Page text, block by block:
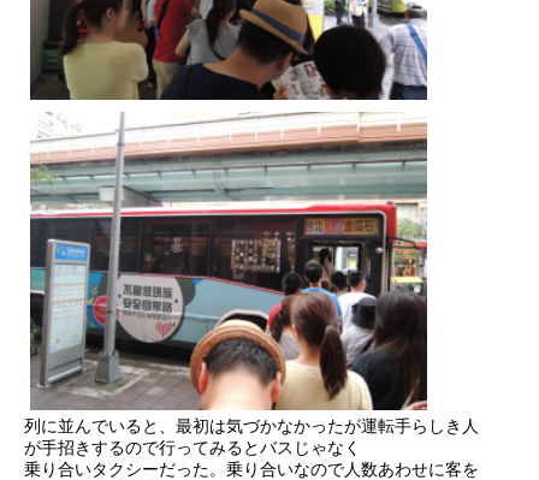
列に並んでいると、最初は気づかなかったが運転手らしき人
が手招きするので行ってみるとバスじゃなく
乗り合いタクシーだった。乗り合いなので人数あわせに客を